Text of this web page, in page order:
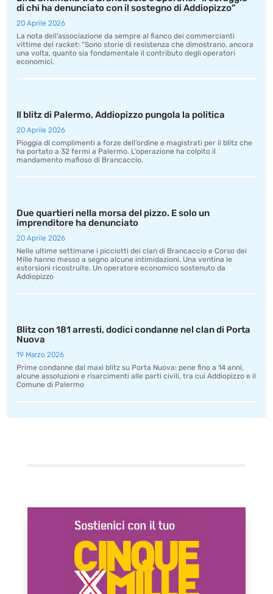
di chi ha denunciato con il sostegno di Addiopizzo”
20 Aprile 2026
La nota dell’associazione da sempre al fianco dei commercianti
vittime del racket: “Sono storie di resistenza che dimostrano, ancora
una volta, quanto sia fondamentale il contributo degli operatori
economici.
Il blitz di Palermo, Addiopizzo pungola la politica
20 Aprile 2026
Pioggia di complimenti a forze dell’ordine e magistrati per il blitz che
ha portato a 32 fermi a Palermo. L’operazione ha colpito il
mandamento mafioso di Brancaccio.
Due quartieri nella morsa del pizzo. E solo un
imprenditore ha denunciato
20 Aprile 2026
Nelle ultime settimane i picciotti dei clan di Brancaccio e Corso dei
Mille hanno messo a segno alcune intimidazioni. Una ventina le
estorsioni ricostruite. Un operatore economico sostenuto da
Addiopizzo
Blitz con 181 arresti, dodici condanne nel clan di Porta
Nuova
19 Marzo 2026
Prime condanne dal maxi blitz su Porta Nuova: pene fino a 14 anni,
alcune assoluzioni e risarcimenti alle parti civili, tra cui Addiopizzo e il
Comune di Palermo